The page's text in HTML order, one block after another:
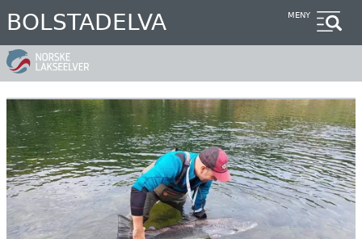
Hopp
til
hovedinnhold
BOLSTADELVA MENY